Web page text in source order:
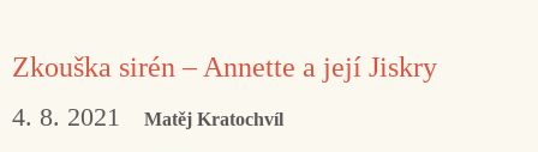
Zkouška sirén – Annette a její Jiskry
4. 8. 2021 Matěj Kratochvíl